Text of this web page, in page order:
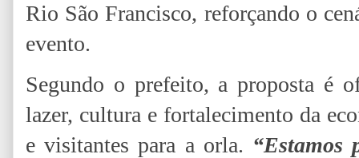
Rio São Francisco, reforçando o
evento.
Segundo o prefeito, a proposta é
lazer, cultura e fortalecimento da
e visitantes para a orla. “Estamos